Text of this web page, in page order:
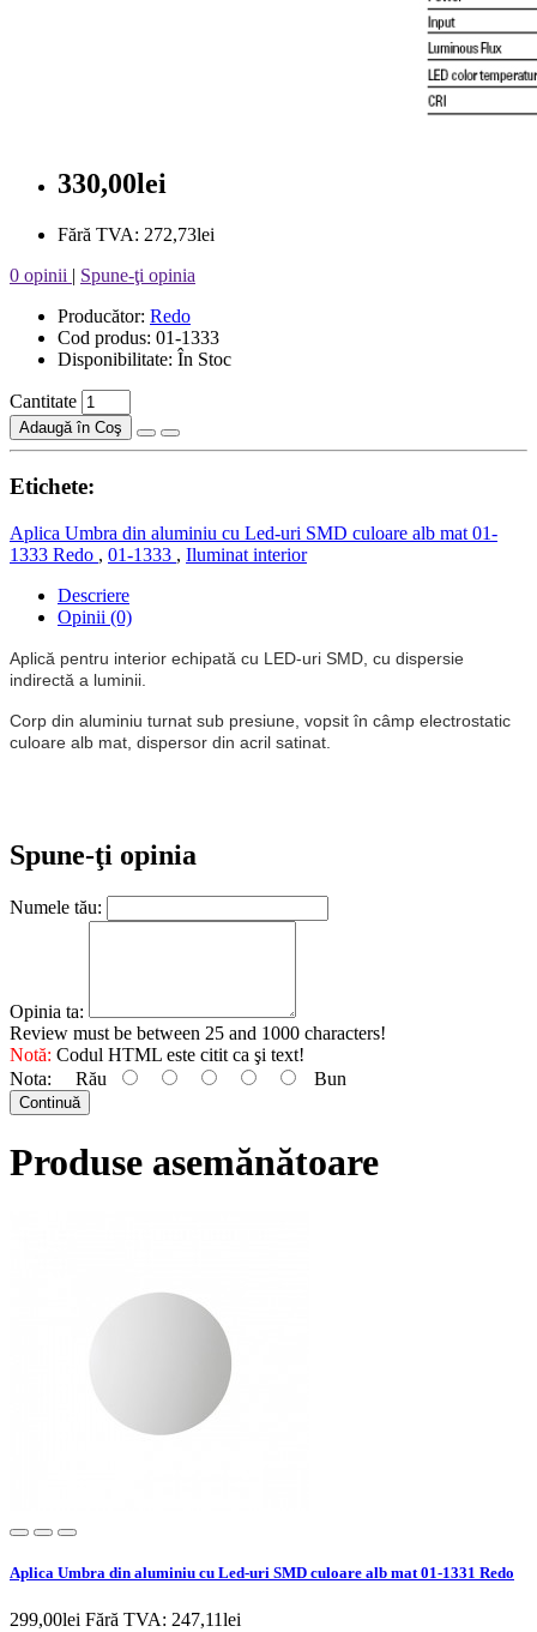
330,00lei
Fără TVA: 272,73lei
0 opinii | Spune-ţi opinia
Producător: Redo
Cod produs: 01-1333
Disponibilitate: În Stoc
Cantitate
Adaugă în Coş
Etichete:
Aplica Umbra din aluminiu cu Led-uri SMD culoare alb mat 01-
1333 Redo , 01-1333 , Iluminat interior
Descriere
Opinii (0)
Aplică pentru interior echipată cu LED-uri SMD, cu dispersie
indirectă a luminii.
Corp din aluminiu turnat sub presiune, vopsit în câmp electrostatic
culoare alb mat, dispersor din acril satinat.
Spune-ţi opinia
Numele tău:
Opinia ta:
Review must be between 25 and 1000 characters!
Notă: Codul HTML este citit ca şi text!
Nota:
Rău Bun
Continuă
Produse asemănătoare
Aplica Umbra din aluminiu cu Led-uri SMD culoare alb mat 01-1331 Redo
299,00lei Fără TVA: 247,11lei